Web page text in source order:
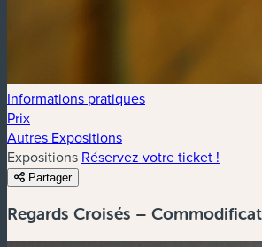
Informations pratiques
Prix
Autres Expositions
Expositions Réservez votre ticket !
Partager
Regards Croisés –